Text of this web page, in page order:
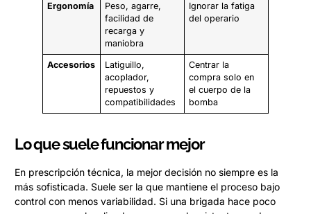
Ergonomía
Peso, agarre,
facilidad de
recarga y
maniobra
Ignorar la fatiga
del operario
Accesorios
Latiguillo,
acoplador,
repuestos y
compatibilidades
Centrar la
compra solo en
el cuerpo de la
bomba
Lo que suele funcionar mejor
En prescripción técnica, la mejor decisión no siempre es la
más sofisticada. Suele ser la que mantiene el proceso bajo
control con menos variabilidad. Si una brigada hace poco